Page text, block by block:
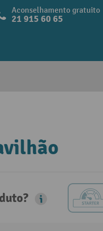
Aconselhamento gratuito
21 915 60 65